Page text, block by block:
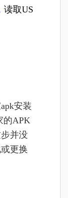
读取US
安装
的APK
并没
更换